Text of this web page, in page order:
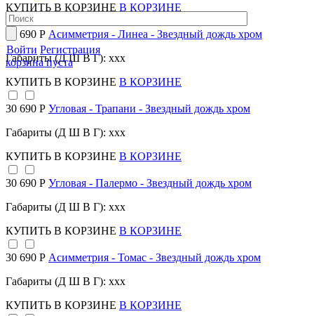
Войти Регистрация
корзина пуста
КУПИТЬ В КОРЗИНЕ В КОРЗИНЕ
30 690 Р Асимметрия - Линеа - Звездный дождь хром
Габариты (Д Ш В Г): xxx
КУПИТЬ В КОРЗИНЕ В КОРЗИНЕ
30 690 Р Угловая - Трапани - Звездный дождь хром
Габариты (Д Ш В Г): xxx
КУПИТЬ В КОРЗИНЕ В КОРЗИНЕ
30 690 Р Угловая - Палермо - Звездный дождь хром
Габариты (Д Ш В Г): xxx
КУПИТЬ В КОРЗИНЕ В КОРЗИНЕ
30 690 Р Асимметрия - Томас - Звездный дождь хром
Габариты (Д Ш В Г): xxx
КУПИТЬ В КОРЗИНЕ В КОРЗИНЕ